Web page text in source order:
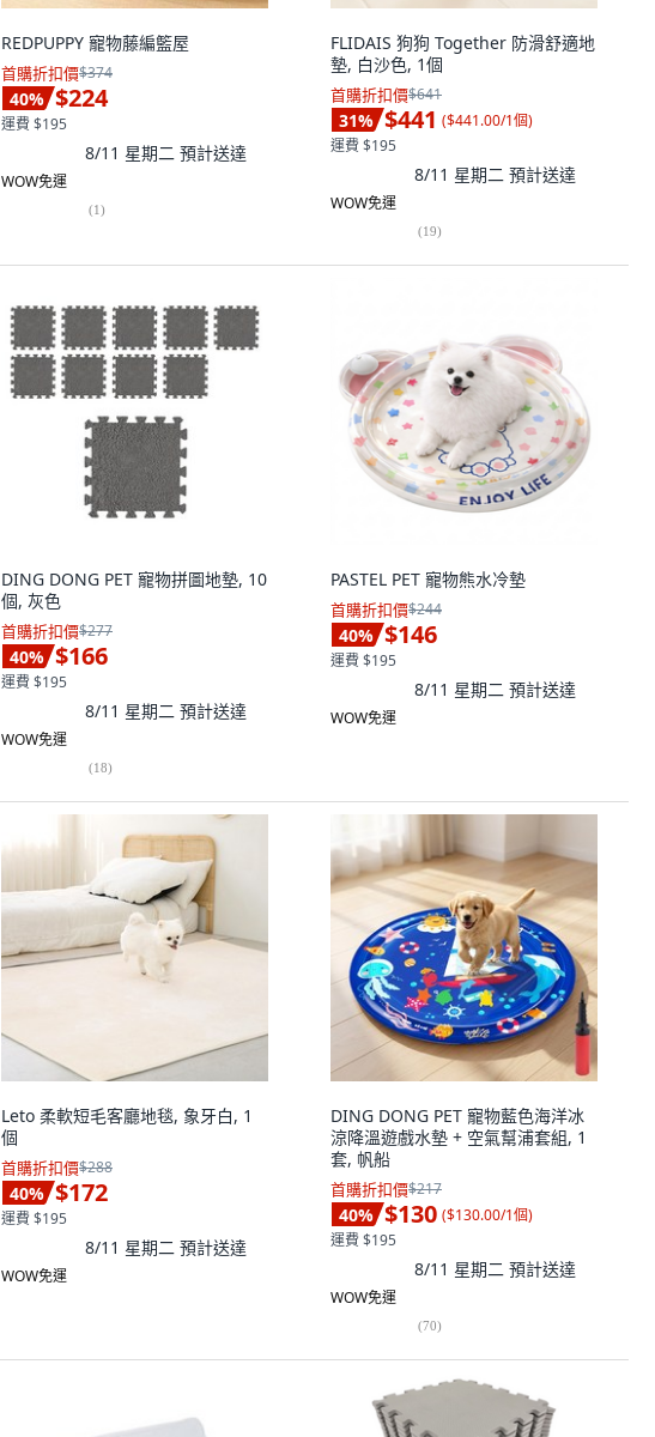
REDPUPPY 寵物藤編籃屋
首購折扣價$374
40% $224
運費 $195
8/11 星期二 預計送達
WOW免運
(1)
FLIDAIS 狗狗 Together 防滑舒適地
墊, 白沙色, 1個
首購折扣價$641
31% $441 ($441.00/1個)
運費 $195
8/11 星期二 預計送達
WOW免運
(19)
DING DONG PET 寵物拼圖地墊, 10
個, 灰色
首購折扣價$277
40% $166
運費 $195
8/11 星期二 預計送達
WOW免運
(18)
PASTEL PET 寵物熊水冷墊
首購折扣價$244
40% $146
運費 $195
8/11 星期二 預計送達
WOW免運
Leto 柔軟短毛客廳地毯, 象牙白, 1
個
首購折扣價$288
40% $172
運費 $195
8/11 星期二 預計送達
WOW免運
DING DONG PET 寵物藍色海洋冰
涼降溫遊戲水墊 + 空氣幫浦套組, 1
套, 帆船
首購折扣價$217
40% $130 ($130.00/1個)
運費 $195
8/11 星期二 預計送達
WOW免運
(70)